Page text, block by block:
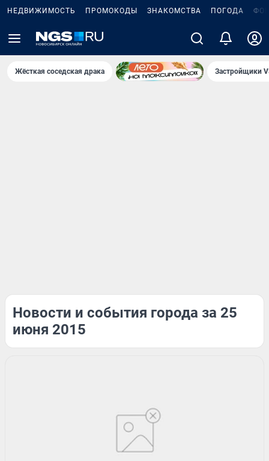
НЕДВИЖИМОСТЬ ПРОМОКОДЫ ЗНАКОМСТВА ПОГОДА
Жёсткая соседская драка Застройщики
Новости и события города за 25
июня 2015